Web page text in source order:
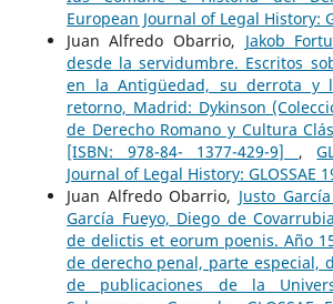
European Journal of Legal History:
Juan Alfredo Obarrio, Jakob
desde la servidumbre. Escritos
en la Antigüedad, su derrota y
retorno, Madrid: Dykinson
de Derecho Romano y Cultura
[ISBN: 978-84- 1377-429-9] ,
Journal of Legal History: GLOSSAE
Juan Alfredo Obarrio, Justo
García Fueyo, Diego de
de delictis et eorum poenis. Año
de derecho penal, parte especial,
de publicaciones de la